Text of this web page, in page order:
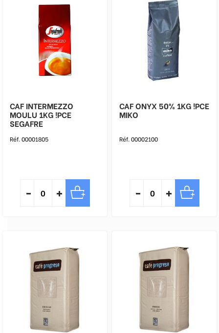
CAF INTERMEZZO
MOULU 1KG !PCE
SEGAFRE
Réf. 00001805
CAF ONYX 50% 1KG !PCE
MIKO
Réf. 00002100